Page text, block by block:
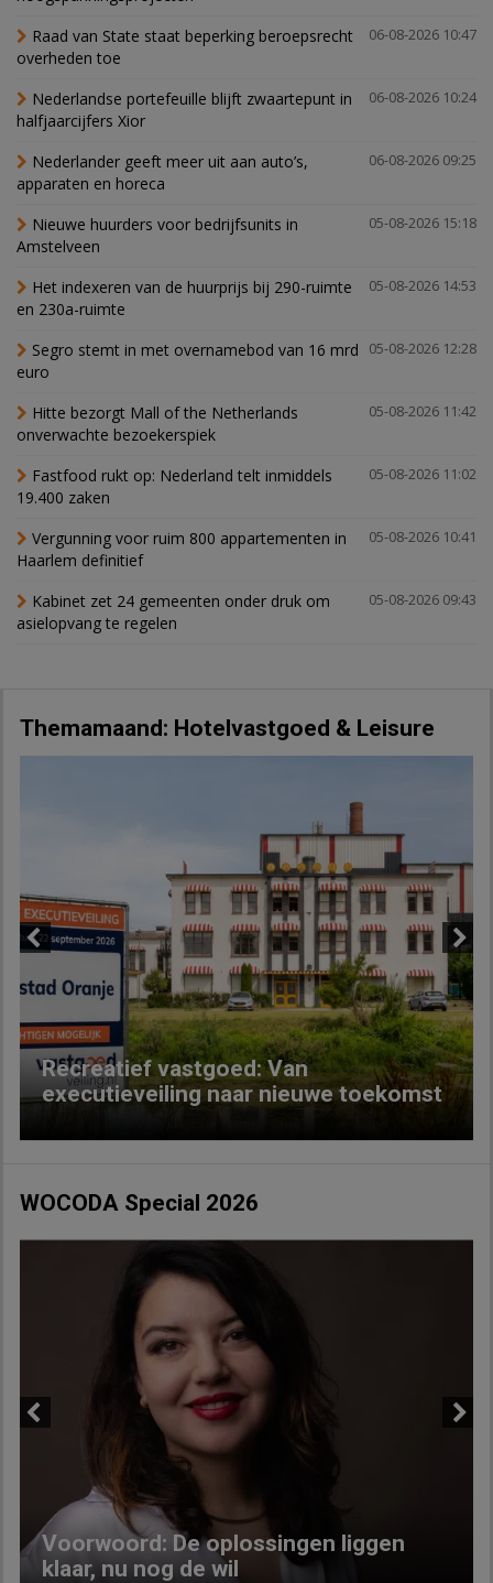
06-08-2026 10:47
Raad van State staat beperking beroepsrecht
overheden toe
06-08-2026 10:24
Nederlandse portefeuille blijft zwaartepunt in
halfjaarcijfers Xior
06-08-2026 09:25
Nederlander geeft meer uit aan auto’s,
apparaten en horeca
05-08-2026 15:18
Nieuwe huurders voor bedrijfsunits in
Amstelveen
05-08-2026 14:53
Het indexeren van de huurprijs bij 290-ruimte
en 230a-ruimte
05-08-2026 12:28
Segro stemt in met overnamebod van 16 mrd
euro
05-08-2026 11:42
Hitte bezorgt Mall of the Netherlands
onverwachte bezoekerspiek
05-08-2026 11:02
Fastfood rukt op: Nederland telt inmiddels
19.400 zaken
05-08-2026 10:41
Vergunning voor ruim 800 appartementen in
Haarlem definitief
05-08-2026 09:43
Kabinet zet 24 gemeenten onder druk om
asielopvang te regelen
Themamaand: Hotelvastgoed & Leisure
Recreatief vastgoed: Van
executieveiling naar nieuwe toekomst
Next
WOCODA Special 2026
Voorwoord: De oplossingen liggen
klaar, nu nog de wil